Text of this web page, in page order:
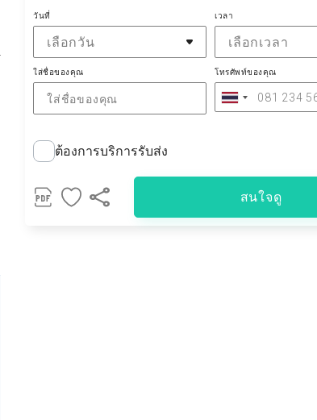
วันที่
เลือกวัน
เวลา
เลือกเวลา
ใส่ชื่อของคุณ โทรศัพท์ของคุณ
ต้องการบริการรับส่ง
สนใจดู